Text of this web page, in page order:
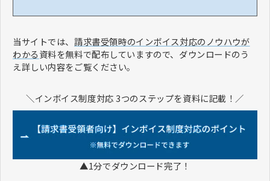
当サイトでは、請求書受領時のインボイス対応のノウハウが
わかる資料を無料で配布していますので、ダウンロードのう
え詳しい内容をご覧ください。
＼インボイス制度対応 3つのステップを資料に記載！／
▲1分でダウンロード完了！